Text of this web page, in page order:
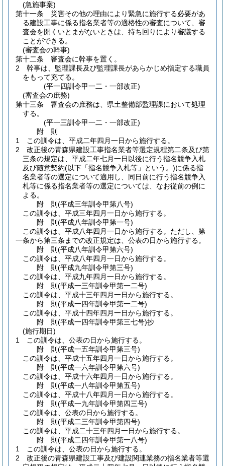
(急施事案)
第十一条
災害その他の理由により緊急に施行する必要があ
る建設工事に係る指名業者等の適格性の審査について、審
査会を開くいとまがないときは、持ち回りにより審議する
ことができる。
(審査会の幹事)
第十二条
審査会に幹事を置く。
2
幹事は、監理課長及び監理課長があらかじめ指定する職員
をもって充てる。
(平一四訓令甲一二・一部改正)
(審査会の庶務)
第十三条
審査会の庶務は、県土整備部監理課において処理
する。
(平一三訓令甲一二・一部改正)
附 則
1
この訓令は、平成二年四月一日から施行する。
2
改正後の青森県建設工事指名業者等選定規程第二条及び第
三条の規定は、平成二年七月一日以後に行う指名競争入札
及び随意契約(以下「指名競争入札等」という。)に係る指
名業者等の選定について適用し、同日前に行う指名競争入
札等に係る指名業者等の選定については、なお従前の例に
よる。
附 則(平成三年訓令甲第八号)
この訓令は、平成三年四月一日から施行する。
附 則(平成八年訓令甲第一号)
この訓令は、平成八年四月一日から施行する。 ただし、第
一条から第三条までの改正規定は、公表の日から施行する。
附 則(平成八年訓令甲第六号)
この訓令は、平成八年四月一日から施行する。
附 則(平成九年訓令甲第三号)
この訓令は、平成九年四月一日から施行する。
附 則(平成一三年訓令甲第一二号)
この訓令は、平成十三年四月一日から施行する。
附 則(平成一四年訓令甲第一二号)
この訓令は、平成十四年四月一日から施行する。
附 則(平成一四年訓令甲第三七号)抄
(施行期日)
1
この訓令は、公表の日から施行する。
附 則(平成一五年訓令甲第三号)
この訓令は、平成十五年四月一日から施行する。
附 則(平成一六年訓令甲第六号)
この訓令は、平成十六年四月一日から施行する。
附 則(平成一八年訓令甲第五号)
この訓令は、平成十八年四月一日から施行する。
附 則(平成一九年訓令甲第四三号)
この訓令は、公表の日から施行する。
附 則(平成二三年訓令甲第四号)
この訓令は、平成二十三年四月一日から施行する。
附 則(平成二四年訓令甲第一八号)
1
この訓令は、公表の日から施行する。
2
改正後の青森県建設工事及び建設関連業務の指名業者等選